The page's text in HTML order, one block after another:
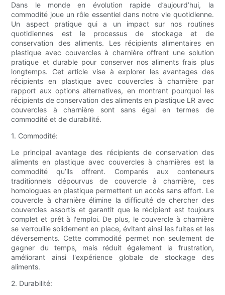
Dans le monde en évolution rapide d’aujourd’hui, la
commodité joue un rôle essentiel dans notre vie quotidienne.
Un aspect pratique qui a un impact sur nos routines
quotidiennes est le processus de stockage et de
conservation des aliments. Les récipients alimentaires en
plastique avec couvercles à charnière offrent une solution
pratique et durable pour conserver nos aliments frais plus
longtemps. Cet article vise à explorer les avantages des
récipients en plastique avec couvercles à charnière par
rapport aux options alternatives, en montrant pourquoi les
récipients de conservation des aliments en plastique LR avec
couvercles à charnière sont sans égal en termes de
commodité et de durabilité.
1. Commodité:
Le principal avantage des récipients de conservation des
aliments en plastique avec couvercles à charnières est la
commodité qu’ils offrent. Comparés aux conteneurs
traditionnels dépourvus de couvercle à charnière, ces
homologues en plastique permettent un accès sans effort. Le
couvercle à charnière élimine la difficulté de chercher des
couvercles assortis et garantit que le récipient est toujours
complet et prêt à l'emploi. De plus, le couvercle à charnière
se verrouille solidement en place, évitant ainsi les fuites et les
déversements. Cette commodité permet non seulement de
gagner du temps, mais réduit également la frustration,
améliorant ainsi l'expérience globale de stockage des
aliments.
2. Durabilité: